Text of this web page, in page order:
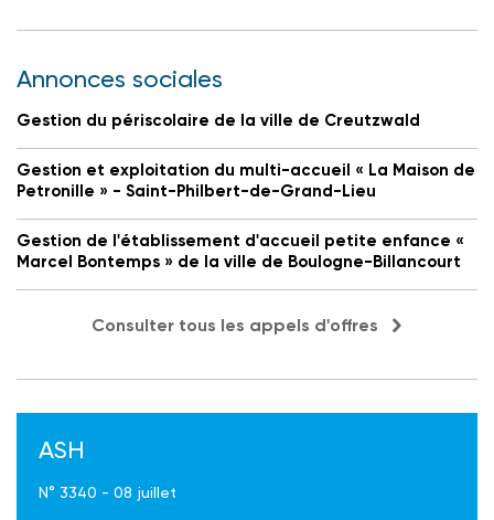
Annonces sociales
Gestion du périscolaire de la ville de Creutzwald
Gestion et exploitation du multi-accueil « La Maison de
Petronille » - Saint-Philbert-de-Grand-Lieu
Gestion de l'établissement d'accueil petite enfance «
Marcel Bontemps » de la ville de Boulogne-Billancourt
Consulter tous les appels d'offres
ASH
N° 3340 - 08 juillet